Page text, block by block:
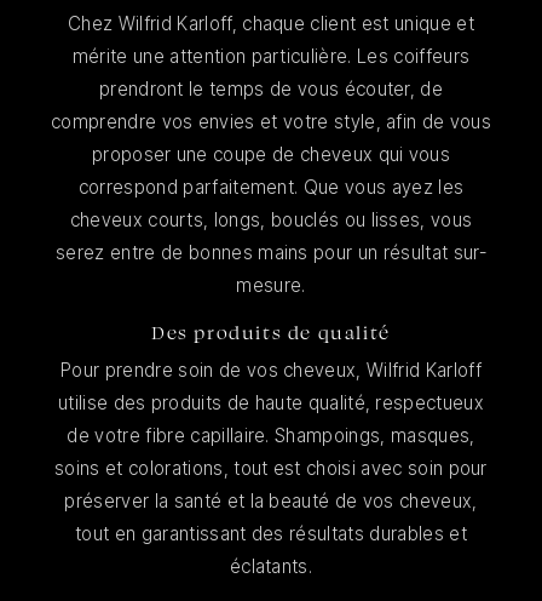
Chez Wilfrid Karloff, chaque client est unique et
mérite une attention particulière. Les coiffeurs
prendront le temps de vous écouter, de
comprendre vos envies et votre style, afin de vous
proposer une coupe de cheveux qui vous
correspond parfaitement. Que vous ayez les
cheveux courts, longs, bouclés ou lisses, vous
serez entre de bonnes mains pour un résultat sur-
mesure.
Des produits de qualité
Pour prendre soin de vos cheveux, Wilfrid Karloff
utilise des produits de haute qualité, respectueux
de votre fibre capillaire. Shampoings, masques,
soins et colorations, tout est choisi avec soin pour
préserver la santé et la beauté de vos cheveux,
tout en garantissant des résultats durables et
éclatants.